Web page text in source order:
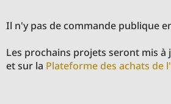
Il n'y pas de commande publique
Les prochains projets seront mis à
et sur la Plateforme des achats de